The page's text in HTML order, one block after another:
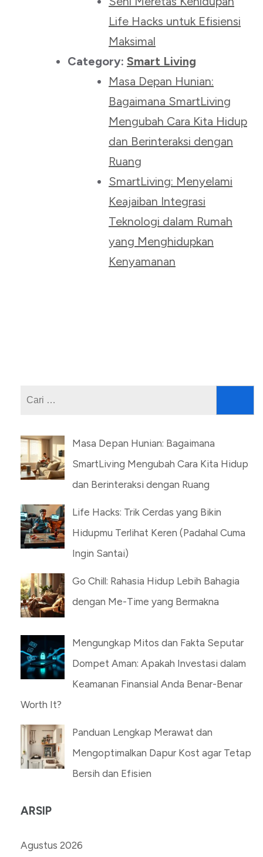
Life Hacks untuk Efisiensi
Maksimal
Category: Smart Living
Masa Depan Hunian:
Bagaimana SmartLiving
Mengubah Cara Kita Hidup
dan Berinteraksi dengan
Ruang
SmartLiving: Menyelami
Keajaiban Integrasi
Teknologi dalam Rumah
yang Menghidupkan
Kenyamanan
Masa Depan Hunian: Bagaimana
SmartLiving Mengubah Cara Kita Hidup
dan Berinteraksi dengan Ruang
Life Hacks: Trik Cerdas yang Bikin
Hidupmu Terlihat Keren (Padahal Cuma
Ingin Santai)
Go Chill: Rahasia Hidup Lebih Bahagia
dengan Me-Time yang Bermakna
Mengungkap Mitos dan Fakta Seputar
Dompet Aman: Apakah Investasi dalam
Keamanan Finansial Anda Benar-Benar
Worth It?
Panduan Lengkap Merawat dan
Mengoptimalkan Dapur Kost agar Tetap
Bersih dan Efisien
ARSIP
Agustus 2026